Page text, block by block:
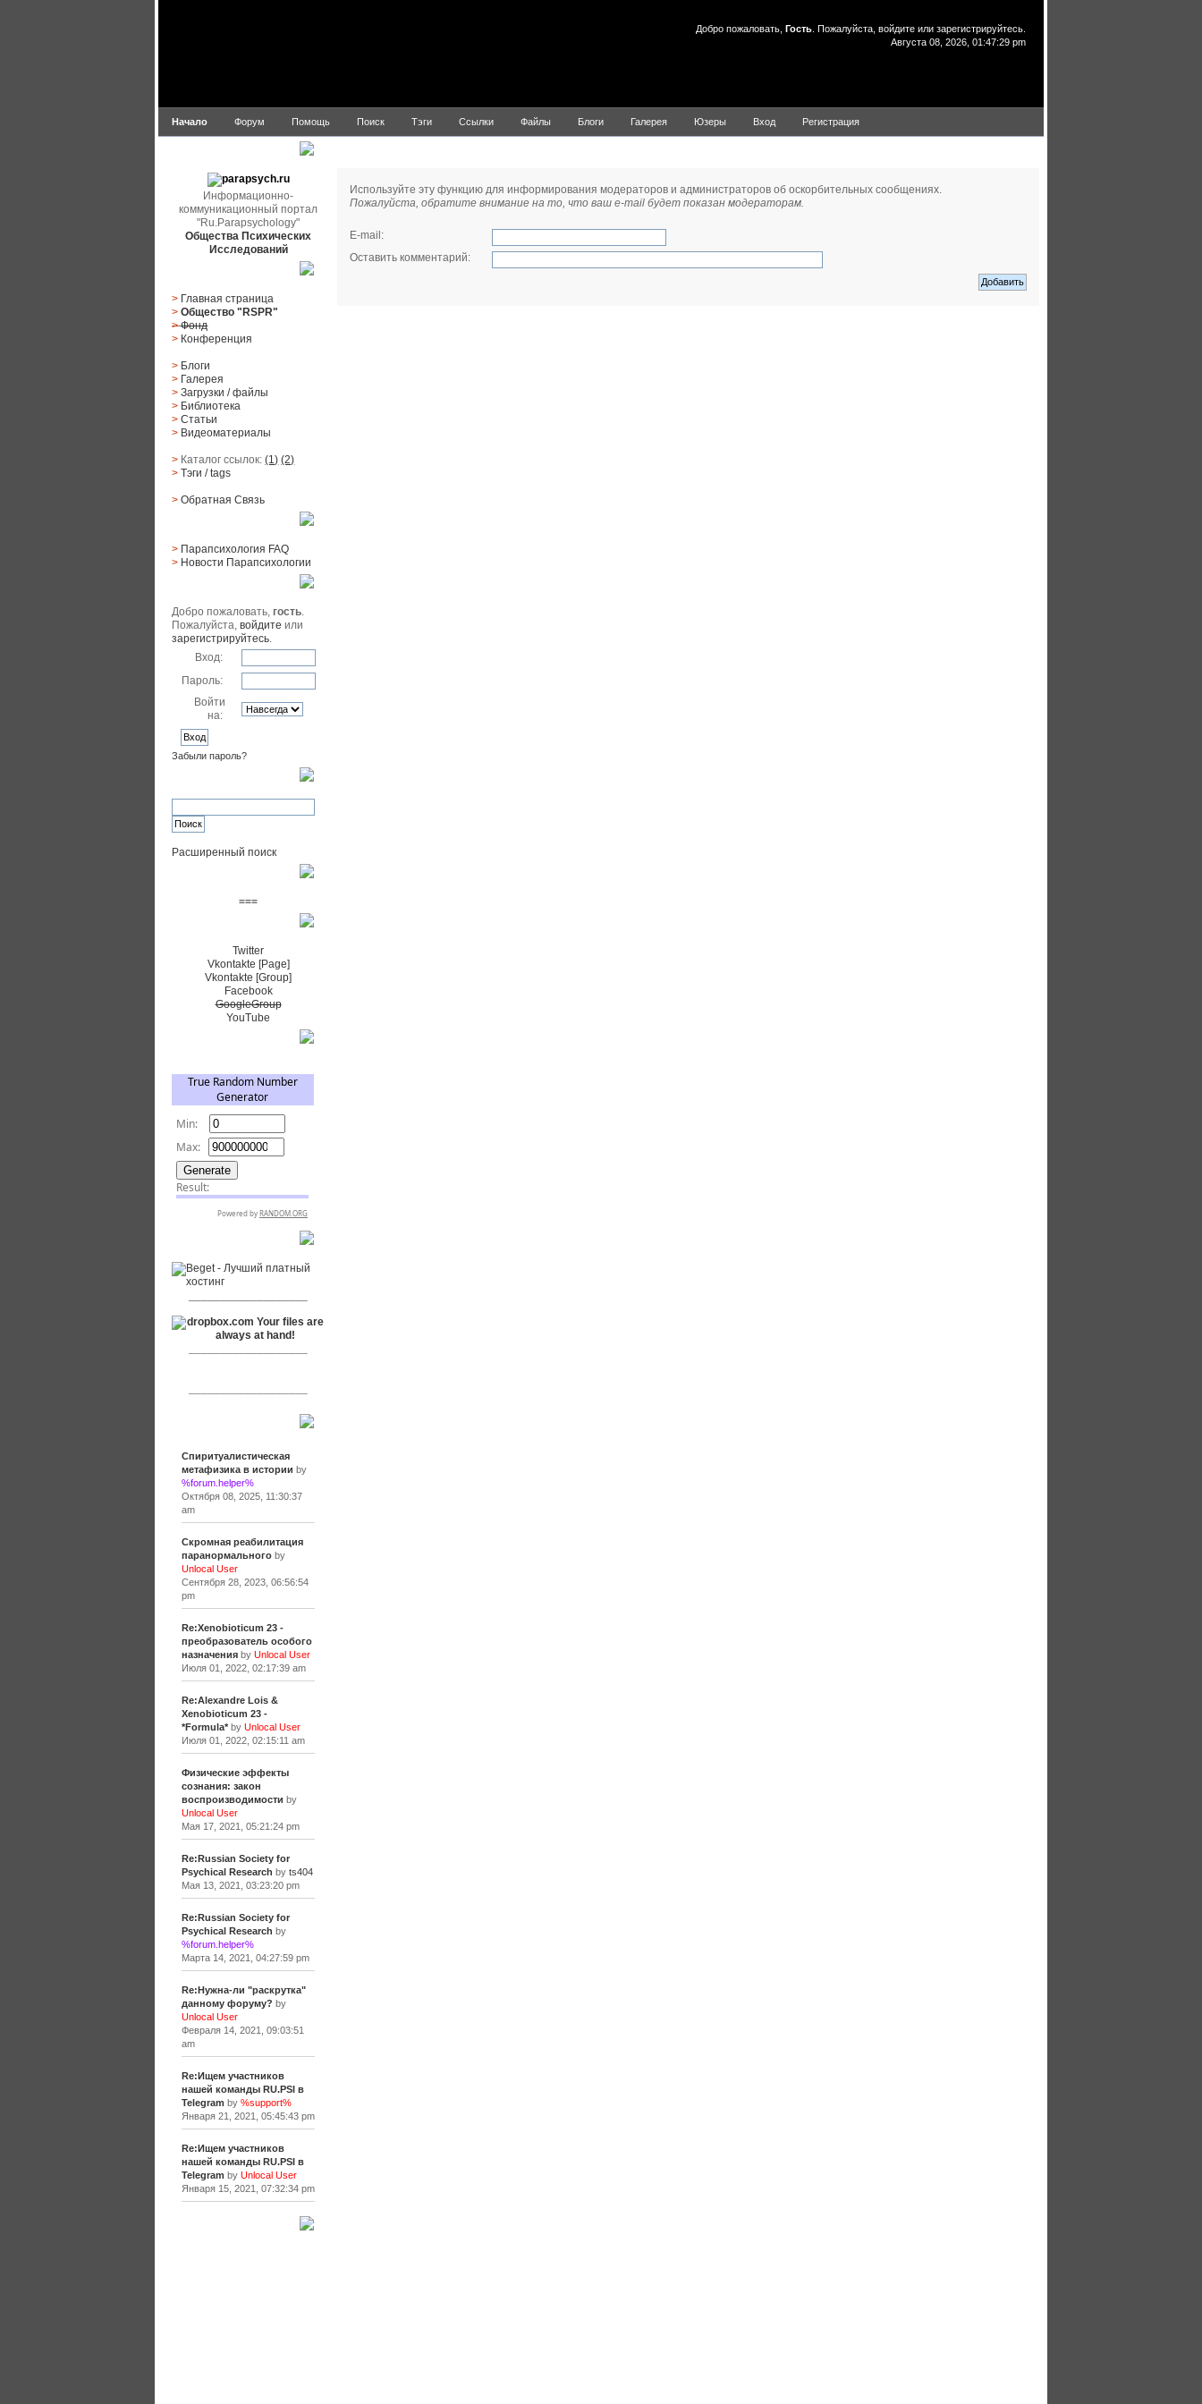
Добро пожаловать, Гость . Пожалуйста, войдите или зарегистрируйтесь
Августа 08, 2026, 01:47:29 pm
Начало Форум Помощь Поиск Тэги Ссылки Файлы Блоги Галерея Юзеры Вход Регистрация
Информационно-
коммуникационный портал
"Ru.Parapsychology"
Общества Психических
Исследований
> Главная страница
> Общество "RSPR"
> Фонд
> Конференция
> Блоги
> Галерея
> Загрузки/файлы
> Библиотека
> Статьи
> Видеоматериалы
> Каталог ссылок:(1) (2)
> Тэги/ tags
> Обратная Cвязь
> Парапсихология FAQ
> Новости Парапсихологии
Добро пожаловать,гость.
Пожалуйста,войдите или
зарегистрируйтесь.
Вход:
Пароль:
Войти
на:
Забыли пароль?
Расширенный поиск
===
Twitter
Vkontakte [Page]
Vkontakte [Group]
Facebook
GoogleGroup
YouTube
Спиритуалистическая
метафизика в истории by
%forum.helper%
Октября 08, 2025, 11:30:37
am
Скромная реабилитация
паранормальногоby
Unlocal User
Сентября 28, 2023, 06:56:54
pm
Re:Xenobioticum 23 -
преобразователь особого
назначенияby Unlocal User
Июля 01, 2022, 02:17:39 am
Re:Alexandre Lois &
Xenobioticum 23 -
*Formula*by Unlocal User
Июля 01, 2022, 02:15:11 am
Физические эффекты
сознания: закон
воспроизводимости by
Unlocal User
Мая 17, 2021, 05:21:24 pm
Re:Russian Society for
Psychical Research by ts404
Мая 13, 2021, 03:23:20 pm
Re:Russian Society for
Psychical Research by
%forum.helper%
Марта 14, 2021, 04:27:59 pm
Re:Нужна-ли "раскрутка"
данному форуму? by
Unlocal User
Февраля 14, 2021, 09:03:51
am
Re:Ищем участников
нашей команды RU.PSI в
Telegram by %support%
Января 21, 2021, 05:45:43 pm
Re:Ищем участников
нашей команды RU.PSI в
Telegram by Unlocal User
Января 15, 2021, 07:32:34 pm
Используйте эту функцию для информирования модераторов и администраторов об оскорбительных сообщениях.
Пожалуйста, обратите внимание на то, что ваш e-mail будет показан модераторам.
E-mail :
Оставить комментарий: